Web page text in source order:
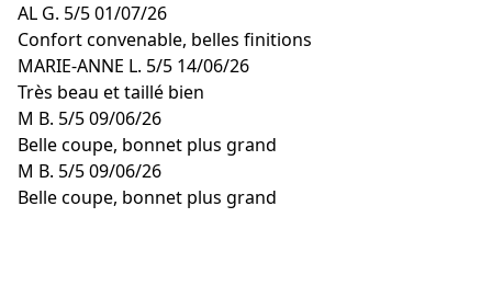
AL G. 5/501/07/26
Confort convenable, belles finitions
MARIE-ANNE L. 5/5 14/06/26
Très beau et taillé bien
M B. 5/509/06/26
Belle coupe, bonnet plus grand
M B. 5/509/06/26
Belle coupe, bonnet plus grand